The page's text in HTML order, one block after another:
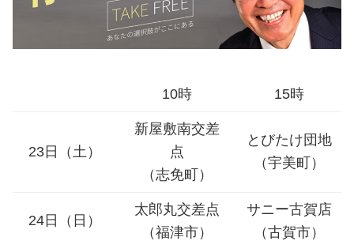
10時 15時
23日（土）
新屋敷南交差
点
（志免町）
とびたけ団地
（宇美町）
24日（日）
太郎丸交差点
（福津市）
サニー古賀店
（古賀市）